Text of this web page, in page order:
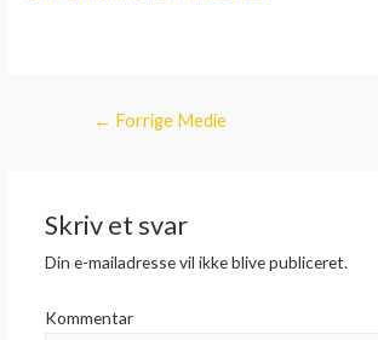
Indlægsnavigation
← Forrige Medie
Skriv et svar
Din e-mailadresse vil ikke blive publiceret.
Kommentar